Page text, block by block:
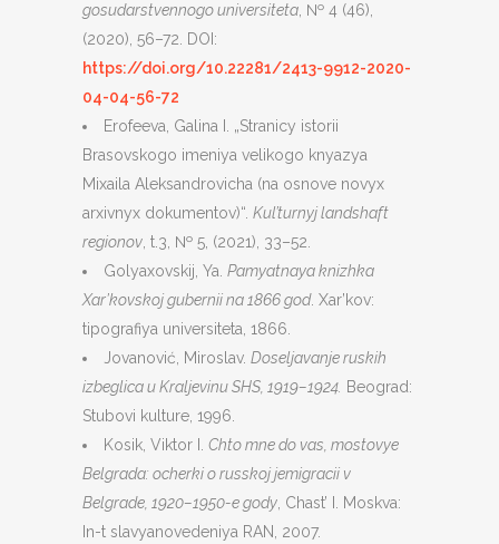
gosudarstvennogo universiteta , № 4 (46),
(2020), 56–72. DOI:
https://doi.org/10.22281/2413-9912-2020-
04-04-56-72
Erofeeva, Galina I. „Stranicy istorii
Brasovskogo imeniya velikogo knyazya
Mixaila Aleksandrovicha (na osnove novyx
arxivnyx dokumentov)“. Kul’turnyj landshaft
regionov , t.3, № 5, (2021), 33–52.
Golyaxovskij, Ya. Pamyatnaya knizhka
Xar’kovskoj gubernii na 1866 god. Xar’kov:
tipografiya universiteta, 1866.
Jovanović, Miroslav. Doseljavanje ruskih
izbeglica u Kraljevinu SHS, 1919–1924. Beograd:
Stubovi kulture, 1996.
Kosik, Viktor I. Chto mne do vas, mostovye
Belgrada: ocherki o russkoj jemigracii v
Belgrade, 1920–1950-e gody , Chast’ I. Moskva:
In-t slavyanovedeniya RAN, 2007.